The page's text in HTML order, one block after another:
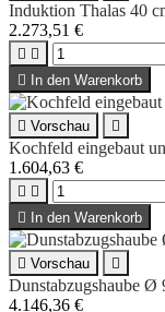
Induktion Thalas 40
2.273,51 €
 

In den Warenkorb
 Vorschau 
Kochfeld eingebaut
1.604,63 €
 

In den Warenkorb
 Vorschau 
Dunstabzugshaube Ø
4.146,36 €